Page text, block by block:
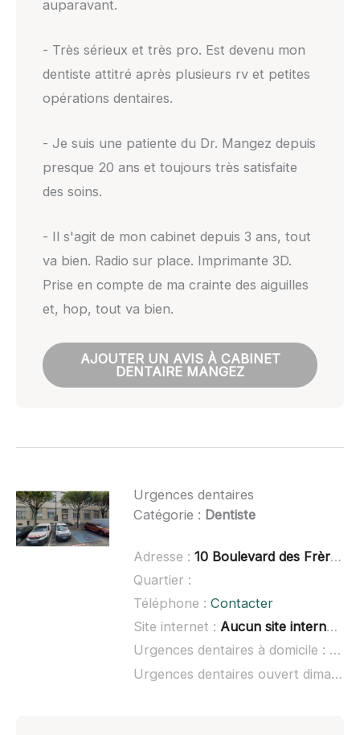
auparavant.
- Très sérieux et très pro. Est devenu mon
dentiste attitré après plusieurs rv et petites
opérations dentaires.
- Je suis une patiente du Dr. Mangez depuis
presque 20 ans et toujours très satisfaite
des soins.
- Il s'agit de mon cabinet depuis 3 ans, tout
va bien. Radio sur place. Imprimante 3D.
Prise en compte de ma crainte des aiguilles
et, hop, tout va bien.
AJOUTER UN AVIS À CABINET
DENTAIRE MANGEZ
Urgences dentaires
Catégorie : Dentiste
Adresse : 10 Boulevard des Frères Vigouroux, 92140 Clamart
Quartier :
Téléphone : Contacter
Site internet : Aucun site internet connu
Urgences dentaires à domicile :
non
Urgences dentaires ouvert dimanche :